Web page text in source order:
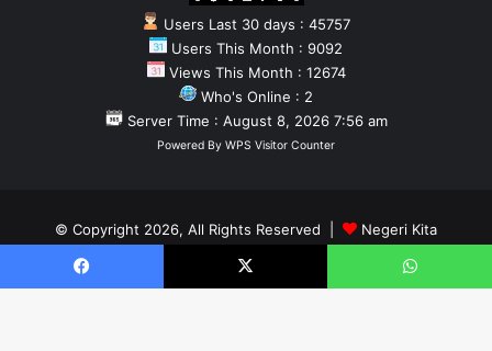
Users Last 30 days : 45757
Users This Month : 9092
Views This Month : 12674
Who's Online : 2
Server Time : August 8, 2026 7:56 am
Powered By WPS Visitor Counter
© Copyright 2026, All Rights Reserved |
Negeri Kita
About
Facebook X WhatsApp